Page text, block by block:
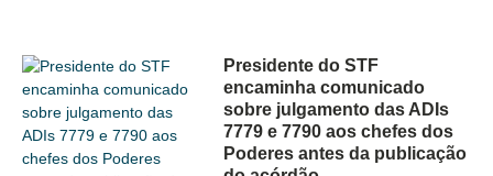
Presidente do STF
encaminha comunicado
sobre julgamento das ADIs
7779 e 7790 aos chefes dos
Poderes antes da publicação